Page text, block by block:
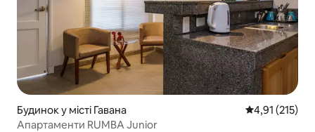
Будинок у місті Гавана Середня
4,91 (215)
Апартаменти RUMBA Junior